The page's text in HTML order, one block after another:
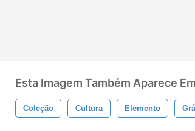
Esta Imagem Também Aparece
Coleção Cultura Elemento